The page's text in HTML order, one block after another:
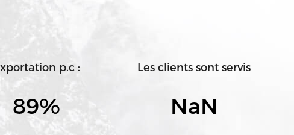
et 200Les principaux produits de Jhy
...
p.c :
90%
Les clients sont servis
NaN